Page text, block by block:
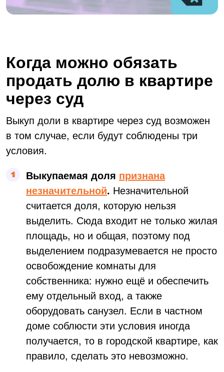
Когда можно обязать
продать долю в квартире
через суд
Выкуп доли в квартире через суд возможен
в том случае, если будут соблюдены три
условия.
Выкупаемая доля признана
незначительной. Незначительной
считается доля, которую нельзя
выделить. Сюда входит не только жилая
площадь, но и общая, поэтому под
выделением подразумевается не просто
освобождение комнаты для
собственника: нужно ещё и обеспечить
ему отдельный вход, а также
оборудовать санузел. Если в частном
доме соблюсти эти условия иногда
получается, то в городской квартире, как
правило, сделать это невозможно.